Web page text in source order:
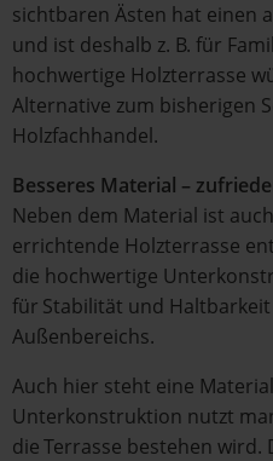
sichtbaren Ästen hat einen
und ist deshalb z. B. für
hochwertige Holzterrasse
Alternative zum bisherigen
Holzfachhandel.
Besseres Material –
Neben dem Material ist
errichtende Holzterrasse
die hochwertige
für Stabilität und
Außenbereichs.
Auch hier steht eine
Unterkonstruktion nutzt
die Terrasse bestehen wird.